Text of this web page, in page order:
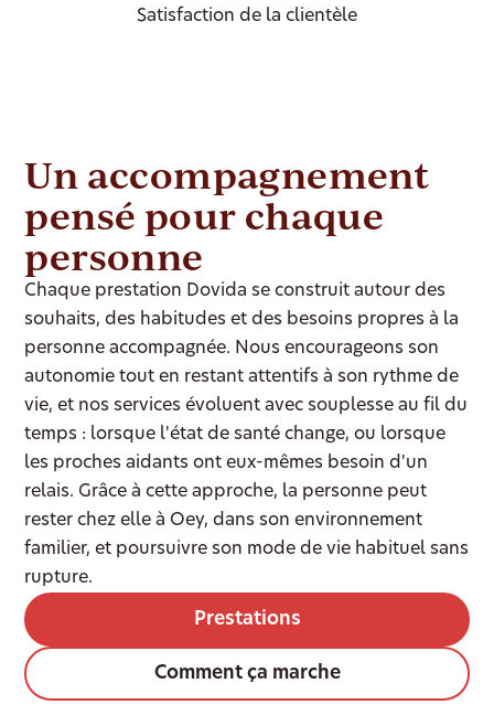
Satisfaction de la clientèle
Un accompagnement
pensé pour chaque
personne
Chaque prestation Dovida se construit autour des
souhaits, des habitudes et des besoins propres à la
personne accompagnée. Nous encourageons son
autonomie tout en restant attentifs à son rythme de
vie, et nos services évoluent avec souplesse au fil du
temps : lorsque l'état de santé change, ou lorsque
les proches aidants ont eux-mêmes besoin d'un
relais. Grâce à cette approche, la personne peut
rester chez elle à Oey, dans son environnement
familier, et poursuivre son mode de vie habituel sans
rupture.
Prestations
Comment ça marche